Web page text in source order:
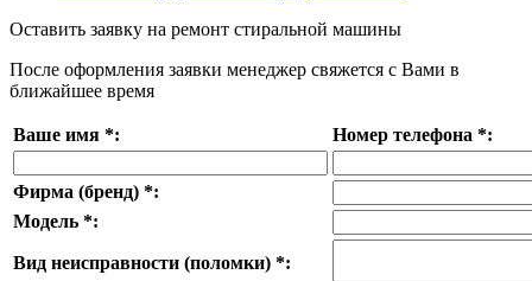
Оставить заявку на ремонт стиральной машины
После оформления заявки менеджер свяжется с Вами в
ближайшее время
Ваше имя *: Номер телефона *:
Фирма (бренд) *:
Модель *:
Вид неисправности (поломки) *: